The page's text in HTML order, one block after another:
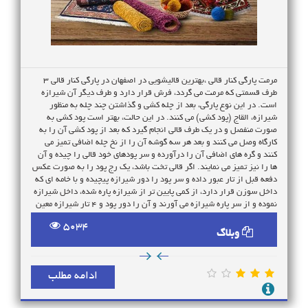
مرمت پارگی کنار قالی ،بهترین قالیشویی در اصفهان در پارگی کنار قالی 3
طرف قسمتی که مرمت می گردد، فرش قرار دارد و طرف دیگر آن شیرازه
است. در این نوع پارگی، بعد از چله کشی و گذاشتن چند چله به منظور
شیرازه، القاج (پود کشی) می کنند. در این حالت، بهتر است پود کشی به
صورت منفصل و در یک طرف قالی انجام گیرد که بعد از پود کشی آن را به
کارگاه وصل می کنند و بعد هر سه گوشه آن را از نخ چله اضافی تمیز می
کنند و گره های اضافی آن را درآورده و سر پودهای خود قالی را چیده و آن
ها را نیز تمیز می نمایند. اگر قالی تخت باشد، یک رج پود را به صورت عکس
دفعه قبل از تار عبور داده و سر پود را دور شیرازه پیچیده و با خامه ای که
داخل سوزن قرار دارد، از کمی پایین تر از شیرازه پاره شده، داخل شیرازه
نموده و از سر پاره شیرازه می آورند و آن را دور پود و 4 تار شیرازه معین
پود کلفت از لا به لای تارها، پود نازک را نیز کشیده و سپس عمل شیرازه
پیچی را انجام می دهند. در قالی نیم لول نیز دو پود یک اندازه و به صورت
برعکس یکدیگر از میان تارها عبور داده و شیرازه پیچی را انجام می دهند.
عمل مرمت پارگی و از بین رفتن قسمتی از فرش به صورت عرضی
،قالیشویی قیمت مناسب در اصفهان قالی را از پشت بر روی میز پهن نموده،
ابتدا دو قسمت فرش را به صورت جداگانه هستند، یک قسمت را که با میخ
و اگر فرش ریز بافت باشد، با سوزن از عرض بر روی چارچوب بزرگ
وبلاگ
5034
ادامه مطلب